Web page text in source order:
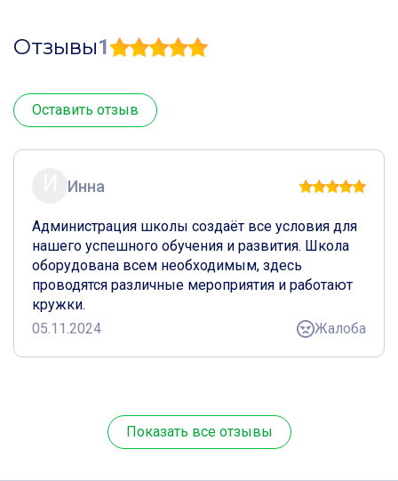
Отзывы1
Оставить отзыв
Инна
Администрация школы создаёт все условия для
нашего успешного обучения и развития. Школа
оборудована всем необходимым, здесь
проводятся различные мероприятия и работают
кружки.
05.11.2024
Жалоба
Показать все отзывы